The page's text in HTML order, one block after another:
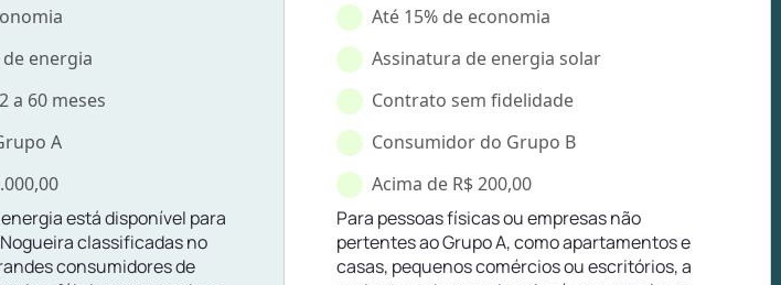
energia
a 60 meses
A
está disponível para
classificadas no
consumidores de
Até 15% de economia
Assinatura de energia solar
Contrato sem fidelidade
Consumidor do Grupo B
Acima de R$ 200,00
Para pessoas físicas ou empresas não
pertentes ao Grupo A, como apartamentos e
casas, pequenos comércios ou escritórios, a